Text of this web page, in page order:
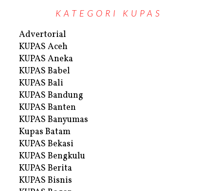
KATEGORI KUPAS
Advertorial
KUPAS Aceh
KUPAS Aneka
KUPAS Babel
KUPAS Bali
KUPAS Bandung
KUPAS Banten
KUPAS Banyumas
Kupas Batam
KUPAS Bekasi
KUPAS Bengkulu
KUPAS Berita
KUPAS Bisnis